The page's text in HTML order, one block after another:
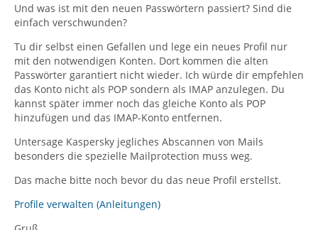
Und was ist mit den neuen Passwörtern passiert? Sind die
einfach verschwunden?
Tu dir selbst einen Gefallen und lege ein neues Profil nur
mit den notwendigen Konten. Dort kommen die alten
Passwörter garantiert nicht wieder. Ich würde dir empfehlen
das Konto nicht als POP sondern als IMAP anzulegen. Du
kannst später immer noch das gleiche Konto als POP
hinzufügen und das IMAP-Konto entfernen.
Untersage Kaspersky jegliches Abscannen von Mails
besonders die spezielle Mailprotection muss weg.
Das mache bitte noch bevor du das neue Profil erstellst.
Profile verwalten (Anleitungen)